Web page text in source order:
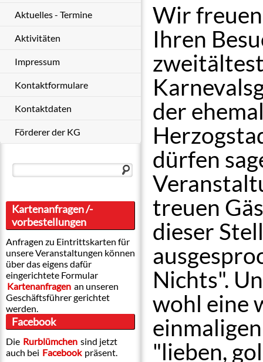
Aktuelles - Termine
Aktivitäten
Impressum
Kontaktformulare
Kontaktdaten
Förderer der KG
Kartenanfragen /-
vorbestellungen
Anfragen zu Eintrittskarten für
unsere Veranstaltungen können
über das eigens dafür
eingerichtete Formular
Kartenanfragen an unseren
Geschäftsführer gerichtet
werden.
Facebook
Die Rurblümchen sind jetzt
auch bei Facebook präsent.
Wir
Ihren
der
dürfen
treuen
dieser
Nichts".
wohl eine
"lieben,